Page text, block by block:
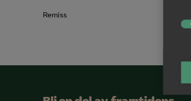

Remiss